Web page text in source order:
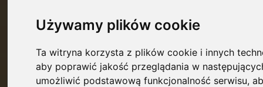
Używamy plików cookie
Ta witryna korzysta z plików cookie i innych
aby poprawić jakość przeglądania w
umożliwić podstawową funkcjonalność serwisu,
szczególne osiągnięcia i odkrycia
naukowe. Nagroda ta uznawana jest
za najbardziej prestiżową w Polsce.